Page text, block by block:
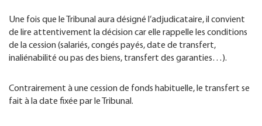
Une fois que le Tribunal aura désigné l’adjudicataire, il convient
de lire attentivement la décision car elle rappelle les conditions
de la cession (salariés, congés payés, date de transfert,
inaliénabilité ou pas des biens, transfert des garanties…).
Contrairement à une cession de fonds habituelle, le transfert se
fait à la date fixée par le Tribunal.